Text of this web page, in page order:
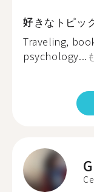
好きなトピッ
Traveling,
psychology...